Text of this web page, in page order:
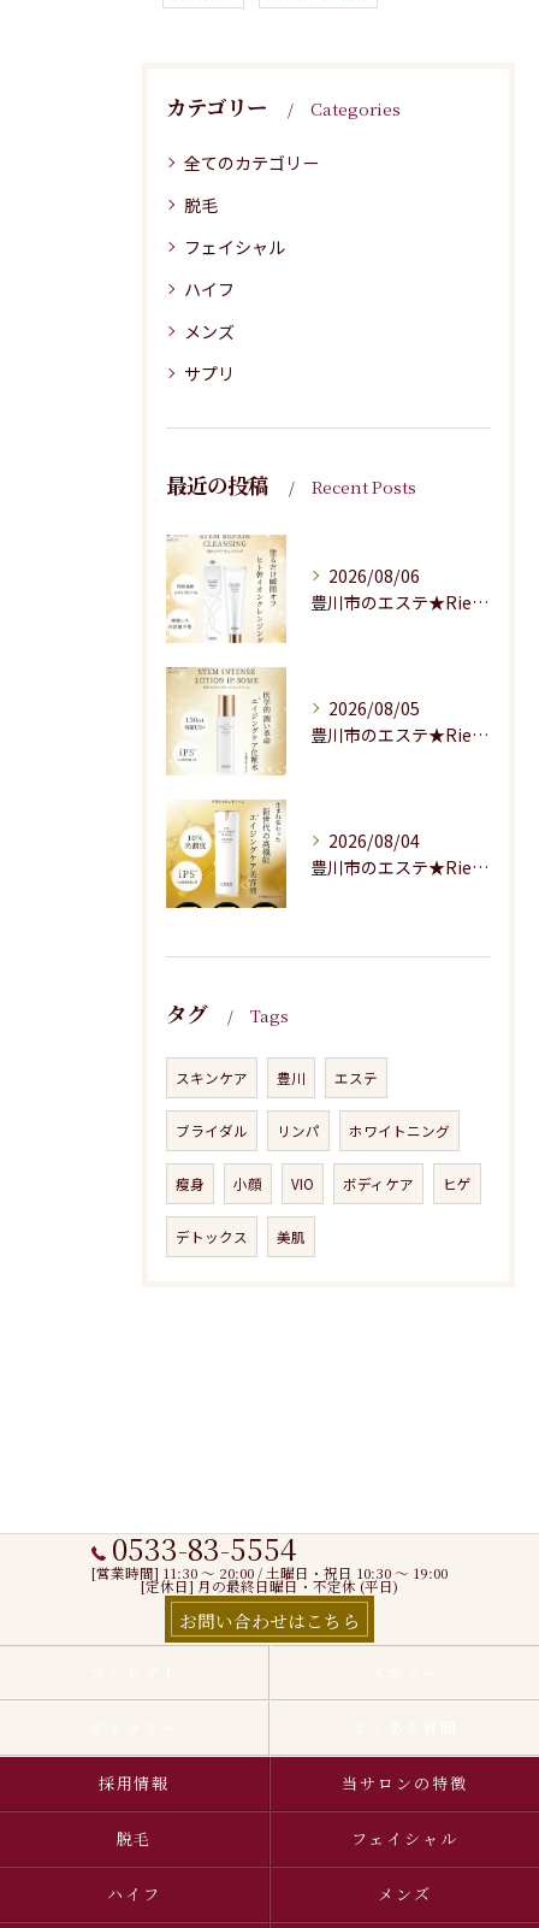
カテゴリー Categories
全てのカテゴリー
脱毛
フェイシャル
ハイフ
メンズ
サプリ
最近の投稿 Recent Posts
2026/08/06
豊川市のエステ★Riesaの商品紹介★
2026/08/05
豊川市のエステ★Riesaの商品のご紹介★
2026/08/04
豊川市のエステ★Riesaの商品のご紹介
タグ Tags
スキンケア 豊川 エステ
ブライダル リンパ ホワイトニング
瘦身 小顔 VIO ボディケア ヒゲ
デトックス 美肌
0533-83-5554
[営業時間] 11:30 〜 20:00 / 土曜日・祝日 10:30 ～ 19:00
[定休日] 月の最終日曜日・不定休 (平日)
お問い合わせはこちら
採用情報 当サロンの特徴
脱毛 フェイシャル
ハイフ メンズ